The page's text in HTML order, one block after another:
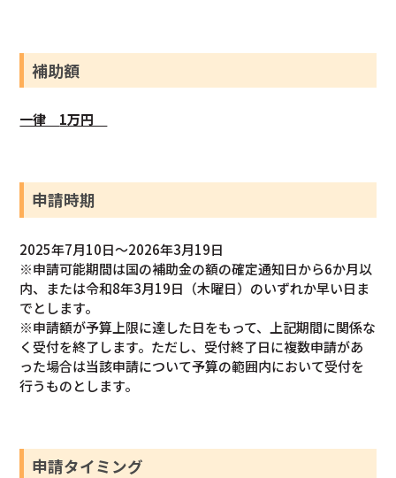
補助額
一律 1万円
申請時期
2025年7月10日～2026年3月19日
※申請可能期間は国の補助金の額の確定通知日から6か月以
内、または令和8年3月19日（木曜日）のいずれか早い日ま
でとします。
※申請額が予算上限に達した日をもって、上記期間に関係な
く受付を終了します。ただし、受付終了日に複数申請があ
った場合は当該申請について予算の範囲内において受付を
行うものとします。
申請タイミング